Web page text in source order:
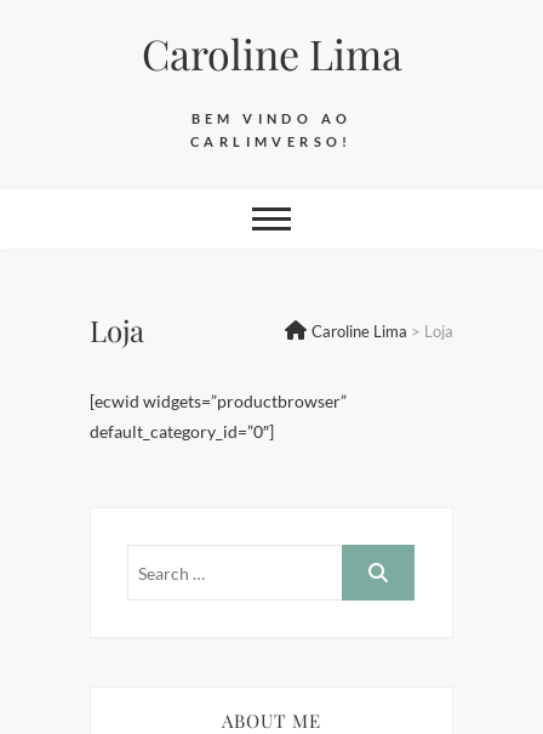
Caroline Lima
BEM VINDO AO
CARLIMVERSO!
Loja Caroline Lima > Loja
[ecwid widgets=”productbrowser”
default_category_id=”0″]
ABOUT ME